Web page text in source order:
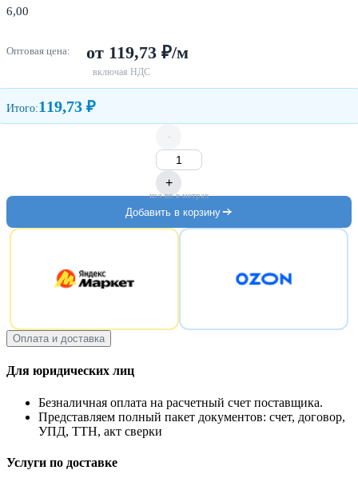
6,00
Оптовая цена: от 119,73 ₽/м
включая НДС
Итого:119,73 ₽
-
+
кол-во в метрах
Добавить в корзину
Оплата и доставка
Для юридических лиц
Безналичная оплата на расчетный счет поставщика.
Представляем полный пакет документов: счет, договор,
УПД, ТТН, акт сверки
Услуги по доставке